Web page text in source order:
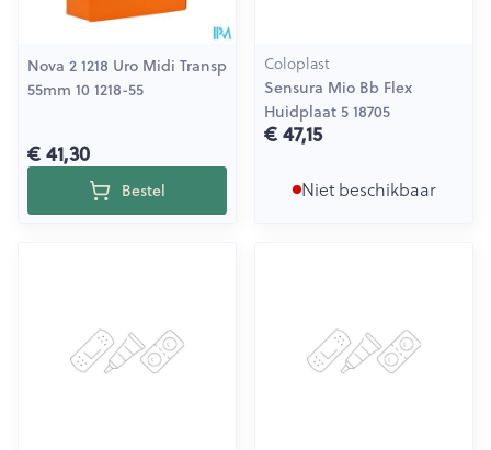
Nova 2 1218 Uro Midi Transp
55mm 10 1218-55
€ 41,30
Bestel
Coloplast
Sensura Mio Bb Flex
Huidplaat 5 18705
€ 47,15
Niet beschikbaar